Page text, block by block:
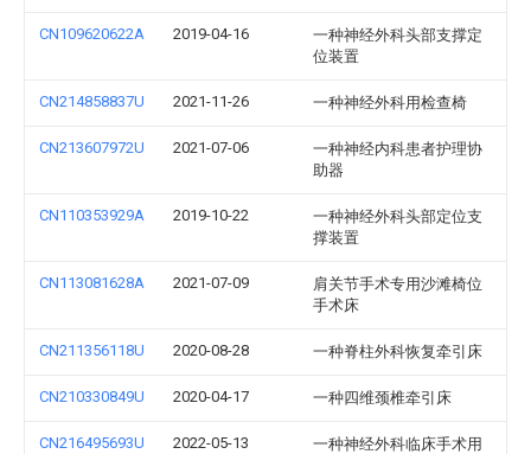
CN109620622A 2019-04-16
一种神经外科头部支撑定
位装置
CN214858837U 2021-11-26 一种神经外科用检查椅
CN213607972U 2021-07-06
一种神经内科患者护理协
助器
CN110353929A 2019-10-22
一种神经外科头部定位支
撑装置
CN113081628A 2021-07-09
肩关节手术专用沙滩椅位
手术床
CN211356118U 2020-08-28 一种脊柱外科恢复牵引床
CN210330849U 2020-04-17 一种四维颈椎牵引床
CN216495693U 2022-05-13
一种神经外科临床手术用